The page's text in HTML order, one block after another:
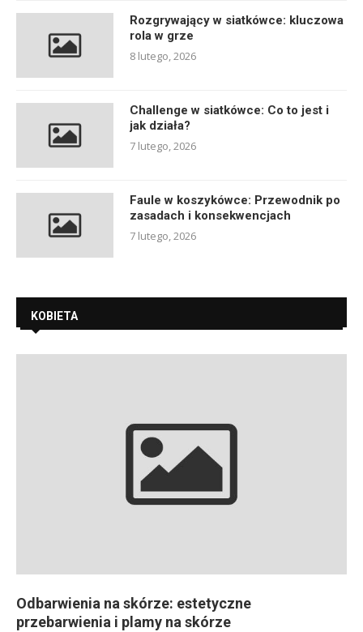
Rozgrywający w siatkówce: kluczowa
rola w grze
8 lutego, 2026
Challenge w siatkówce: Co to jest i
jak działa?
7 lutego, 2026
Faule w koszykówce: Przewodnik po
zasadach i konsekwencjach
7 lutego, 2026
KOBIETA
Odbarwienia na skórze: estetyczne
przebarwienia i plamy na skórze